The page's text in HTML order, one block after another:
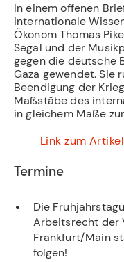
In einem offenen
internationale
Ökonom Thomas
Segal und der
gegen die deutsche
Gaza gewendet. Sie
Beendigung der
Maßstäbe des
in gleichem Maße
Link zum Artikel
Termine
Die
Arbeitsrecht der
Frankfurt/Main
folgen!